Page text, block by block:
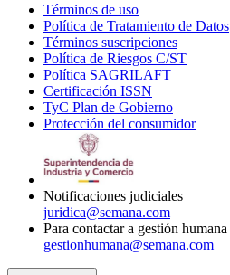
Términos de uso
in
new
window
Política de Tratamiento de Datos
Términos suscripciones
in
Política de Riesgos C/ST
Política SAGRILAFT
new
window
Certificación ISSN
in
new
TyC Plan de Gobierno
in
Protección del consumidorOpens
Notificaciones judiciales
juridica@semana.com
Para contactar a gestión humana
gestionhumana@semana.com